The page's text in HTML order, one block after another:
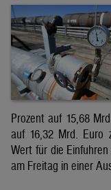
Prozent auf 15,68
auf 16,32 Mrd. Euro
Wert für die
am Freitag in einer